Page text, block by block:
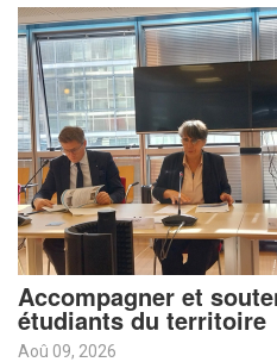
Accompagner et
étudiants du territoire
Aoû 09, 2026